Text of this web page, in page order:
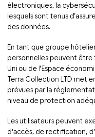
électroniques, la
lesquels sont tenus
des données.
En tant que groupe
personnelles peuvent être
Uni ou de l'Espace
Terra Collection LTD met
prévues par la
niveau de protection
Les utilisateurs peuvent
d'accès, de rectification,